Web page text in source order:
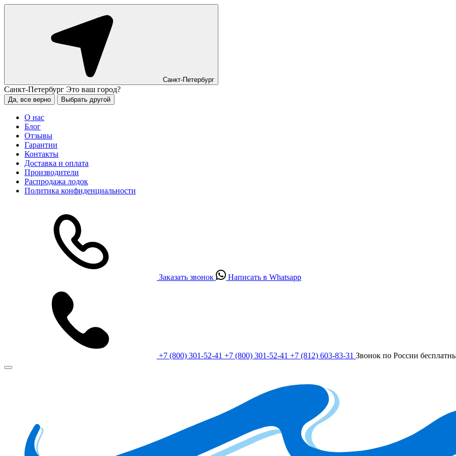
Санкт-Петербург
Санкт-Петербург Это ваш город?
Да, все верно Выбрать другой
О нас
Блог
Отзывы
Гарантии
Контакты
Доставка и оплата
Производители
Распродажа лодок
Политика конфиденциальности
Заказать звонок Написать в Whatsapp
+7 (800) 301-52-41 +7 (800) 301-52-41 +7 (812) 603-83-31 Звонок по России